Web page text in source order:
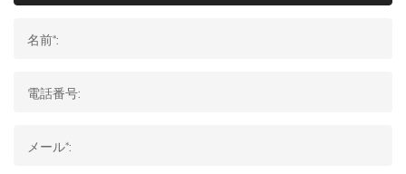
名前*:
電話番号:
メール*: